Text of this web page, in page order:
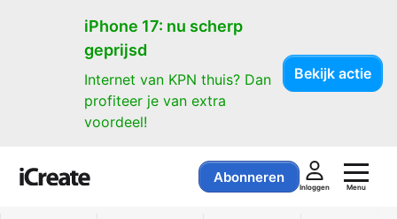
iPhone 17: nu scherp
geprijsd
Internet van KPN thuis? Dan
profiteer je van extra
voordeel!
Bekijk actie
Abonneren
Inloggen Menu